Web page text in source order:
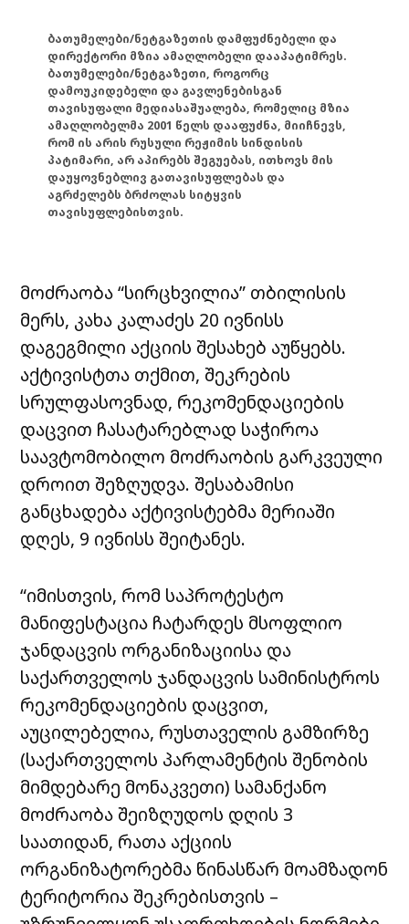
ბათუმელები/ნეტგაზეთის დამფუძნებელი და
დირექტორი მზია ამაღლობელი დააპატიმრეს.
ბათუმელები/ნეტგაზეთი, როგორც
დამოუკიდებელი და გავლენებისგან
თავისუფალი მედიასაშუალება, რომელიც მზია
ამაღლობელმა 2001 წელს დააფუძნა, მიიჩნევს,
რომ ის არის რუსული რეჟიმის სინდისის
პატიმარი, არ აპირებს შეგუებას, ითხოვს მის
დაუყოვნებლივ გათავისუფლებას და
აგრძელებს ბრძოლას სიტყვის
თავისუფლებისთვის.
მოძრაობა “სირცხვილია” თბილისის
მერს, კახა კალაძეს 20 ივნისს
დაგეგმილი აქციის შესახებ აუწყებს.
აქტივისტთა თქმით, შეკრების
სრულფასოვნად, რეკომენდაციების
დაცვით ჩასატარებლად საჭიროა
საავტომობილო მოძრაობის გარკვეული
დროით შეზღუდვა. შესაბამისი
განცხადება აქტივისტებმა მერიაში
დღეს, 9 ივნისს შეიტანეს.
“იმისთვის, რომ საპროტესტო
მანიფესტაცია ჩატარდეს მსოფლიო
ჯანდაცვის ორგანიზაციისა და
საქართველოს ჯანდაცვის სამინისტროს
რეკომენდაციების დაცვით,
აუცილებელია, რუსთაველის გამზირზე
(საქართველოს პარლამენტის შენობის
მიმდებარე მონაკვეთი) სამანქანო
მოძრაობა შეიზღუდოს დღის 3
საათიდან, რათა აქციის
ორგანიზატორებმა წინასწარ მოამზადონ
ტერიტორია შეკრებისთვის –